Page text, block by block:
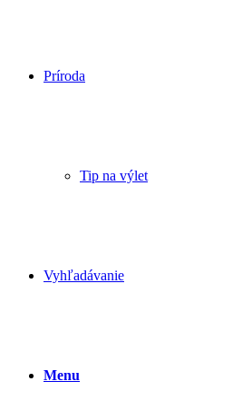
Príroda
Tip na výlet
Vyhľadávanie
Menu